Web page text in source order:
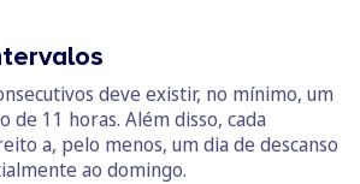
deve existir, no mínimo, um
de 11 horas. Além disso, cada
a, pelo menos, um dia de descanso
ao domingo.